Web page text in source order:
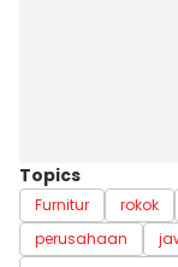
Topics
Furnitur rokok
perusahaan